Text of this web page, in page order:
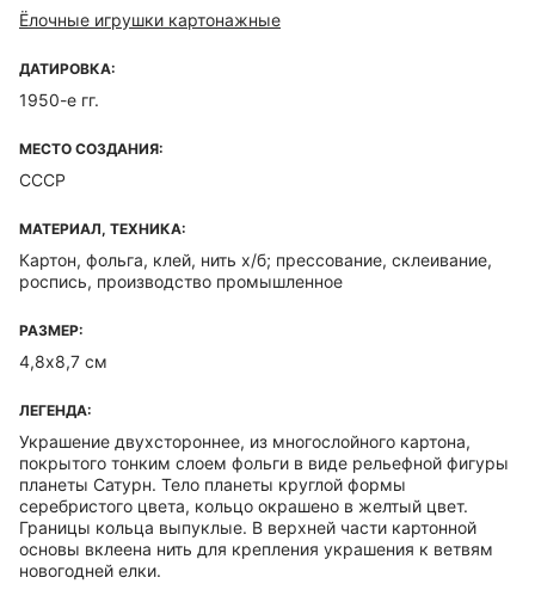
Ёлочные игрушки картонажные
ДАТИРОВКА:
1950-е гг.
МЕСТО СОЗДАНИЯ:
СССР
МАТЕРИАЛ, ТЕХНИКА:
Картон, фольга, клей, нить х/б; прессование, склеивание,
роспись, производство промышленное
РАЗМЕР:
4,8х8,7 см
ЛЕГЕНДА:
Украшение двухстороннее, из многослойного картона,
покрытого тонким слоем фольги в виде рельефной фигуры
планеты Сатурн. Тело планеты круглой формы
серебристого цвета, кольцо окрашено в желтый цвет.
Границы кольца выпуклые. В верхней части картонной
основы вклеена нить для крепления украшения к ветвям
новогодней елки.